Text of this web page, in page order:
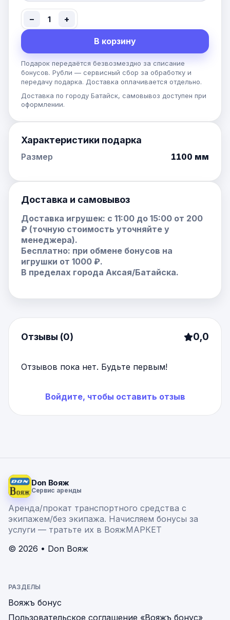
− 1 +
В корзину
Подарок передаётся безвозмездно за списание
бонусов. Рубли — сервисный сбор за обработку и
передачу подарка. Доставка оплачивается отдельно.
Доставка по городу Батайск, самовывоз доступен при
оформлении.
Характеристики подарка
Размер 1100 мм
Доставка и самовывоз
Доставка игрушек: с 11:00 до 15:00 от 200
₽ (точную стоимость уточняйте у
менеджера).
Бесплатно: при обмене бонусов на
игрушки от 1000 ₽.
В пределах города Аксая/Батайска.
Отзывы (0) 0,0
Отзывов пока нет. Будьте первым!
Войдите, чтобы оставить отзыв
Don Вояж
Сервис аренды
Аренда/прокат транспортного средства с
экипажем/без экипажа. Начисляем бонусы за
услуги — тратьте их в ВояжМАРКЕТ
© 2026 • Don Вояж
РАЗДЕЛЫ
Вояжъ бонус
Пользовательское соглашение «Вояжъ бонус»